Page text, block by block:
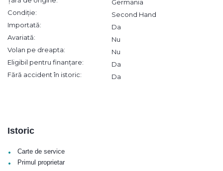
Germania
Condiție:
Second Hand
Importată:
Da
Avariată:
Nu
Volan pe dreapta:
Nu
Eligibil pentru finanțare:
Da
Fără accident în istoric:
Da
Istoric
• Carte de service
• Primul proprietar